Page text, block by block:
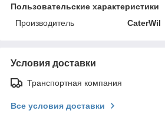
Пользовательские характеристики
Производитель
CaterWil
Условия доставки
Транспортная компания
Все условия доставки